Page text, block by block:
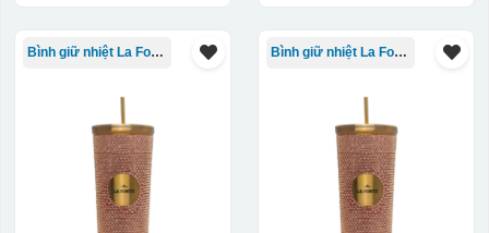
Bình giữ nhiệt La Fonte Bình giữ nhiệt La Fonte